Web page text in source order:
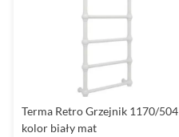
Terma Retro Grzejnik 1170/504
kolor biały mat